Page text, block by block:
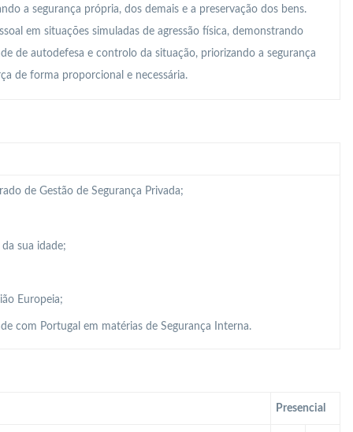
a segurança própria, dos demais e a preservação dos bens.
em situações simuladas de agressão física, demonstrando
de autodefesa e controlo da situação, priorizando a segurança
de forma proporcional e necessária.
de Gestão de Segurança Privada;
sua idade;
Europeia;
com Portugal em matérias de Segurança Interna.
Presencial